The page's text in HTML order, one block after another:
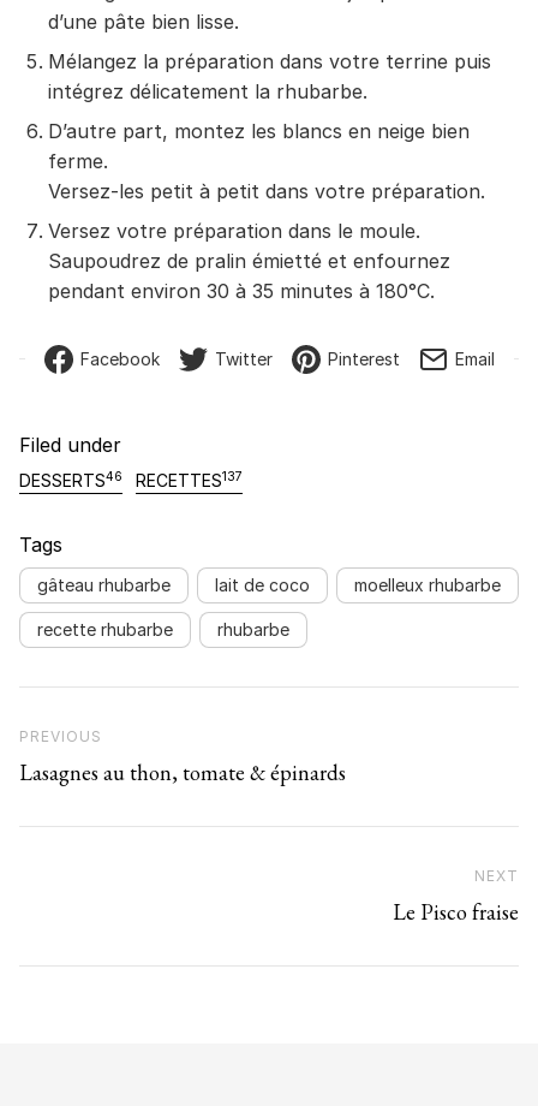
d’une pâte bien lisse.
Mélangez la préparation dans votre terrine puis
intégrez délicatement la rhubarbe.
D’autre part, montez les blancs en neige bien
ferme.
Versez-les petit à petit dans votre préparation.
Versez votre préparation dans le moule.
Saupoudrez de pralin émietté et enfournez
pendant environ 30 à 35 minutes à 180°C.
Facebook Twitter Pinterest Email
Filed under
DESSERTS46 RECETTES137
Tags
gâteau rhubarbe lait de coco moelleux rhubarbe
recette rhubarbe rhubarbe
Previous Post
PREVIOUS
Lasagnes au thon, tomate & épinards
NEXT
Le Pisco fraise